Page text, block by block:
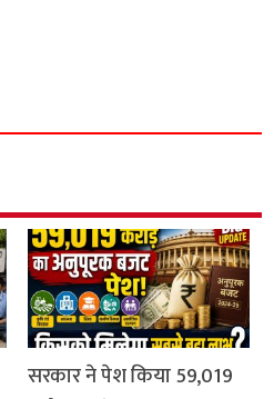
सरकार ने पेश किया 59,019